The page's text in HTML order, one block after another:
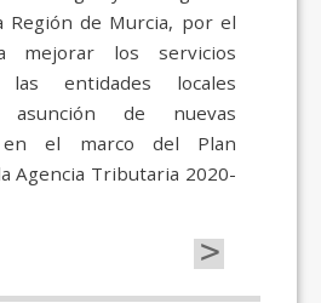
Región de Murcia, por el
mejorar los servicios
entidades locales
de nuevas
en el marco del Plan
Agencia Tributaria 2020-
>